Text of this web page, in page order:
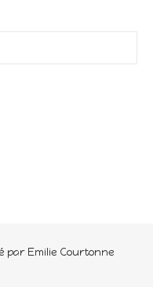
par Emilie Courtonne